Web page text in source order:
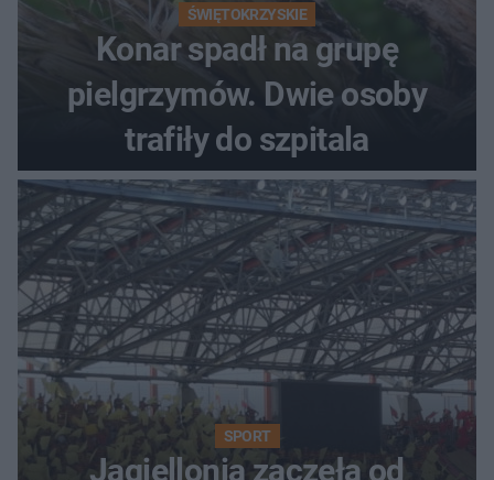
ŚWIĘTOKRZYSKIE
Konar spadł na grupę
pielgrzymów. Dwie osoby
trafiły do szpitala
SPORT
Jagiellonia zaczęła od